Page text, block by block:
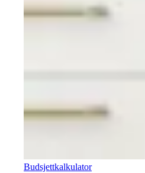
Budsjettkalkulator